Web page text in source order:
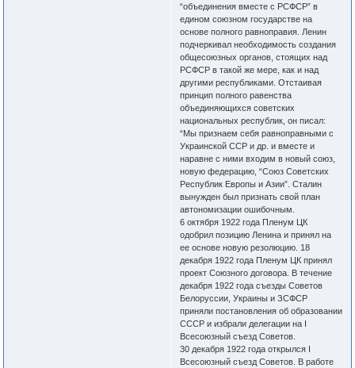
“объединения вместе с РСФСР” в
едином союзном государстве на
основе полного равноправия. Ленин
подчеркивал необходимость создания
общесоюзных органов, стоящих над
РСФСР в такой же мере, как и над
другими республиками. Отстаивая
принцип полного равенства
объединяющихся советских
национальных республик, он писал:
“Мы признаем себя равноправными с
Украинской ССР и др. и вместе и
наравне с ними входим в новый союз,
новую федерацию, “Союз Советских
Республик Европы и Азии”. Сталин
вынужден был признать свой план
автономизации ошибочным.
6 октября 1922 года Пленум ЦК
одобрил позицию Ленина и принял на
ее основе новую резолюцию. 18
декабря 1922 года Пленум ЦК принял
проект Союзного договора. В течение
декабря 1922 года съезды Советов
Белоруссии, Украины и ЗСФСР
приняли постановления об образовании
СССР и избрали делегации на I
Всесоюзный съезд Советов.
30 декабря 1922 года открылся I
Всесоюзный съезд Советов. В работе